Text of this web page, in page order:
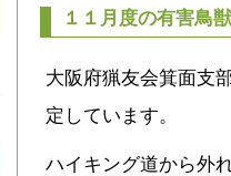
１１月度の有害鳥
大阪府猟友会箕面支
定しています。
ハイキング道から外